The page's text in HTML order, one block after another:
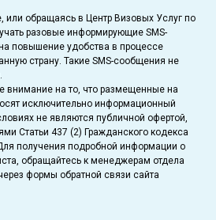
или обращаясь в Центр Визовых Услуг по
разовые информирующие SMS-
повышение удобства в процессе
страну. Такие SMS-сообщения не
на то, что размещенные на
исключительно информационный
не являются публичной офертой,
Статьи 437 (2) Гражданского кодекса
получения подробной информации о
обращайтесь к менеджерам отдела
формы обратной связи сайта